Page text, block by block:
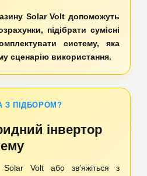
Solar Volt допоможуть
підібрати сумісні
систему, яка
сценарію використання.
З ПІДБОРОМ?
інвертор
Solar Volt або зв’яжіться з